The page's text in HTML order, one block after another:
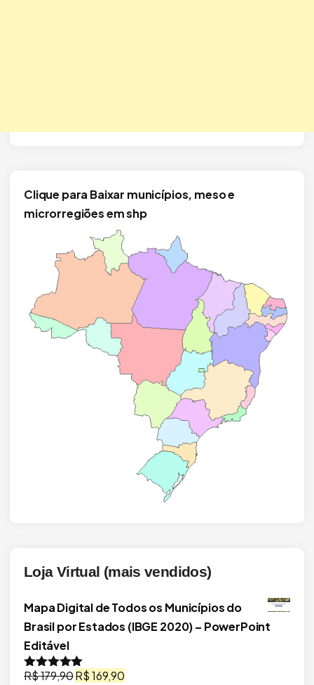
Clique para Baixar municípios, meso e
microrregiões em shp
Loja Virtual (mais vendidos)
Mapa Digital de Todos os Municípios do
Brasil por Estados (IBGE 2020) – PowerPoint
Editável
Avaliação
R$179,90O
R$169,90